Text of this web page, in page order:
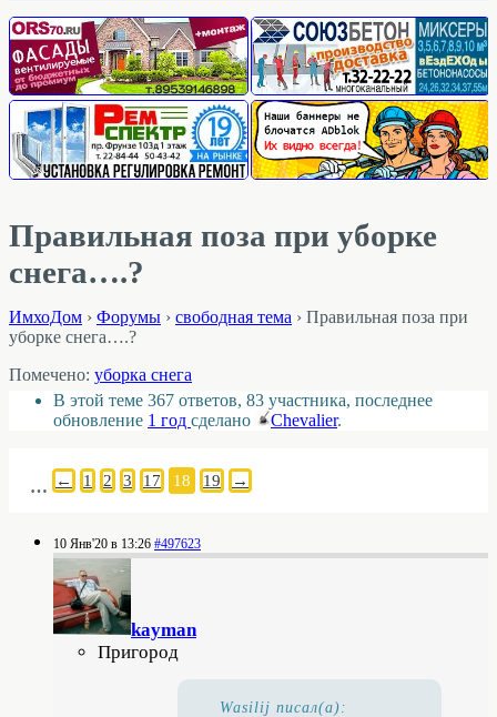
Правильная поза при уборке
снега….?
ИмхоДом › Форумы › свободная тема › Правильная поза при
уборке снега….?
Помечено: уборка снега
В этой теме 367 ответов, 83 участника, последнее
обновление 1 год сделано Chevalier.
← 1 2 3
… 17 18 19 →
10 Янв'20 в 13:26 #497623
kayman
Пригород
Wasilij писал(а):